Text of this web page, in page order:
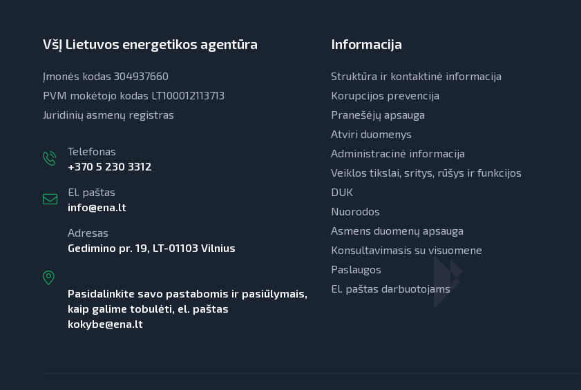
VšĮ Lietuvos energetikos agentūra
Įmonės kodas 304937660
PVM mokėtojo kodas LT100012113713
Juridinių asmenų registras
Telefonas
+370 5 230 3312
El. paštas
info@ena.lt
Adresas
Gedimino pr. 19, LT-01103 Vilnius
Pasidalinkite savo pastabomis ir pasiūlymais,
kaip galime tobulėti, el. paštas
kokybe@ena.lt
Informacija
Struktūra ir kontaktinė informacija
Korupcijos prevencija
Pranešėjų apsauga
Atviri duomenys
Administracinė informacija
Veiklos tikslai, sritys, rūšys ir funkcijos
DUK
Nuorodos
Asmens duomenų apsauga
Konsultavimasis su visuomene
Paslaugos
El. paštas darbuotojams